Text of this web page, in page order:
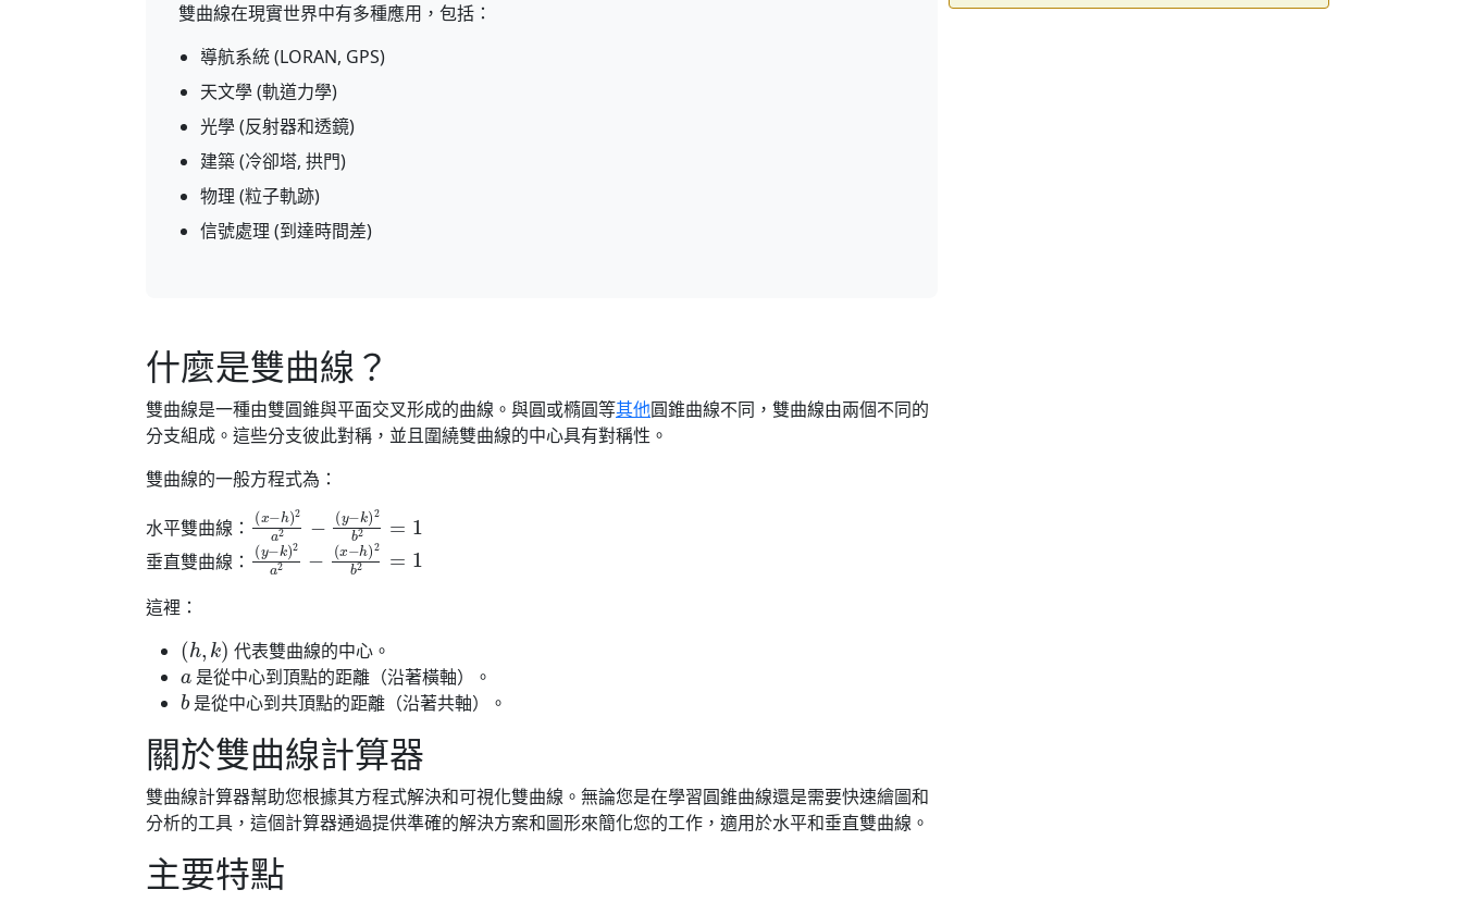
雙曲線在現實世界中有多種應用，包括：
導航系統 (LORAN, GPS)
天文學 (軌道力學)
光學 (反射器和透鏡)
建築 (冷卻塔, 拱門)
物理 (粒子軌跡)
信號處理 (到達時間差)
什麼是雙曲線？
雙曲線是一種由雙圓錐與平面交叉形成的曲線。與圓或橢圓等其他圓錐曲線不同，雙曲線由兩個不同的
分支組成。這些分支彼此對稱，並且圍繞雙曲線的中心具有對稱性。
雙曲線的一般方程式為：
水平雙曲線：
(x−h) 2−
(y−k)2 =1
垂直雙曲線：
(y−k) −
(x−h) 2=1
這裡：
(h k)
代表雙曲線的中心。
a
是從中心到頂點的距離（沿著橫軸）。
b
是從中心到共頂點的距離（沿著共軸）。
關於雙曲線計算器
雙曲線計算器幫助您根據其方程式解決和可視化雙曲線。無論您是在學習圓錐曲線還是需要快速繪圖和
分析的工具，這個計算器通過提供準確的解決方案和圖形來簡化您的工作，適用於水平和垂直雙曲線。
主要特點